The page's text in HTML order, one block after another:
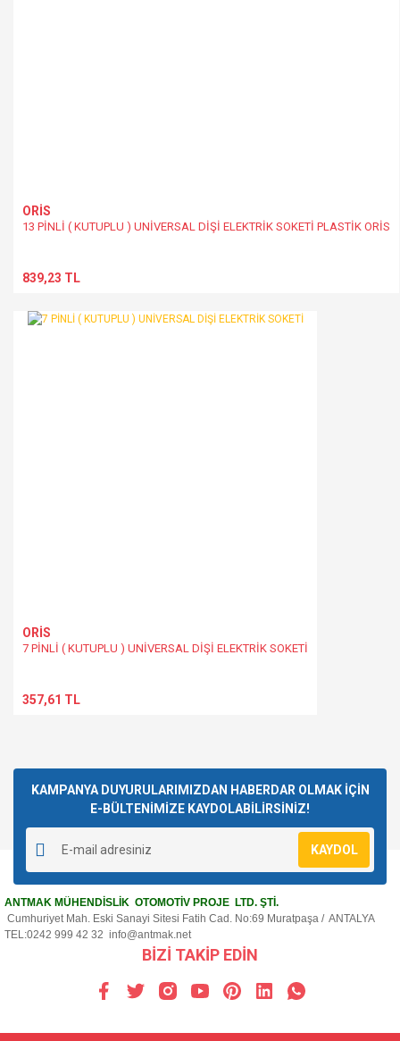
ORİS
13 PİNLİ ( KUTUPLU ) UNİVERSAL DİŞİ ELEKTRİK SOKETİ PLASTİK ORİS
839,23 TL
ORİS
7 PİNLİ ( KUTUPLU ) UNİVERSAL DİŞİ ELEKTRİK SOKETİ
357,61 TL
KAMPANYA DUYURULARIMIZDAN HABERDAR OLMAK İÇİN
E-BÜLTENİMİZE KAYDOLABİLİRSİNİZ!
KAYDOL
ANTMAK MÜHENDİSLİK OTOMOTİV PROJE LTD. ŞTİ.
Cumhuriyet Mah. Eski Sanayi Sitesi Fatih Cad. No:69 Muratpaşa / ANTALYA
TEL:0242 999 42 32 info@antmak.net
BİZİ TAKİP EDİN